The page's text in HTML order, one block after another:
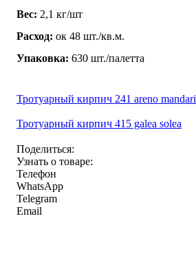
Вес: 2,1 кг/шт
Расход: ок 48 шт./кв.м.
Упаковка: 630 шт./палетта
Тротуарный кирпич 241 areno mandari
Тротуарный кирпич 415 galea solea
Поделиться:
Узнать о товаре:
Телефон
WhatsApp
Telegram
Email